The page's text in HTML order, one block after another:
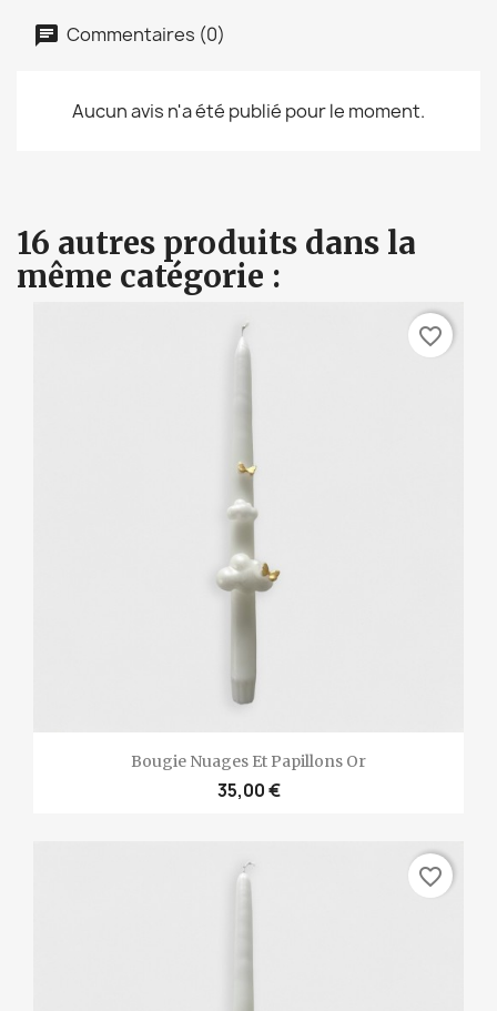
Commentaires (0)
Aucun avis n'a été publié pour le moment.
16 autres produits dans la
même catégorie :
Bougie Nuages Et Papillons Or
35,00 €
favorite_border
favorite_border